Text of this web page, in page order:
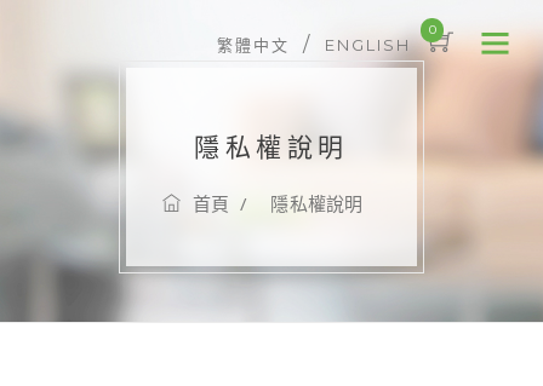
繁體中文 / ENGLISH
0
隱私權說明
首頁 隱私權說明